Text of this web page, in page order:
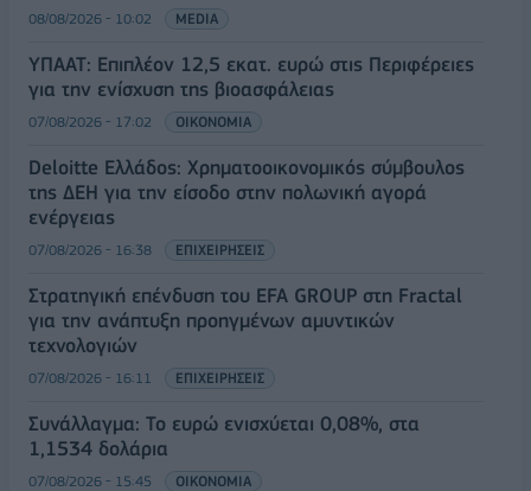
08/08/2026 - 10:02 MEDIA
ΥΠΑΑΤ: Επιπλέον 12,5 εκατ. ευρώ στις Περιφέρειες
για την ενίσχυση της βιοασφάλειας
07/08/2026 - 17:02 ΟΙΚΟΝΟΜΙΑ
Deloitte Ελλάδος: Χρηματοοικονομικός σύμβουλος
της ΔΕΗ για την είσοδο στην πολωνική αγορά
ενέργειας
07/08/2026 - 16:38 ΕΠΙΧΕΙΡΗΣΕΙΣ
Στρατηγική επένδυση του EFA GROUP στη Fractal
για την ανάπτυξη προηγμένων αμυντικών
τεχνολογιών
07/08/2026 - 16:11 ΕΠΙΧΕΙΡΗΣΕΙΣ
Συνάλλαγμα: Το ευρώ ενισχύεται 0,08%, στα
1,1534 δολάρια
07/08/2026 - 15:45 ΟΙΚΟΝΟΜΙΑ